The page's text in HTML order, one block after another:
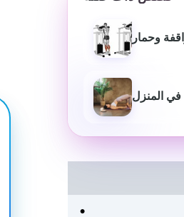
وحمار
في المنزل
سانجاميش جي
منذ 3 أشهر